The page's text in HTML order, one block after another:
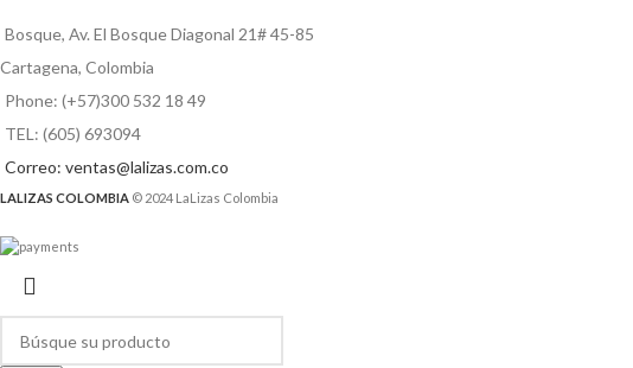
Bosque, Av. El Bosque Diagonal 21# 45-85
Cartagena, Colombia
Phone: (+57)300 532 18 49
TEL: (605) 693094
Correo: ventas@lalizas.com.co
LALIZAS COLOMBIA © 2024 LaLizas Colombia